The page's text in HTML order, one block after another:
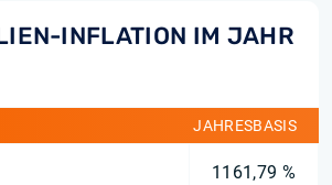
INFLATION IM JAHR
JAHRESBASIS
1161,79 %